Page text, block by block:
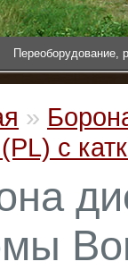
Переоборудование,
»
с